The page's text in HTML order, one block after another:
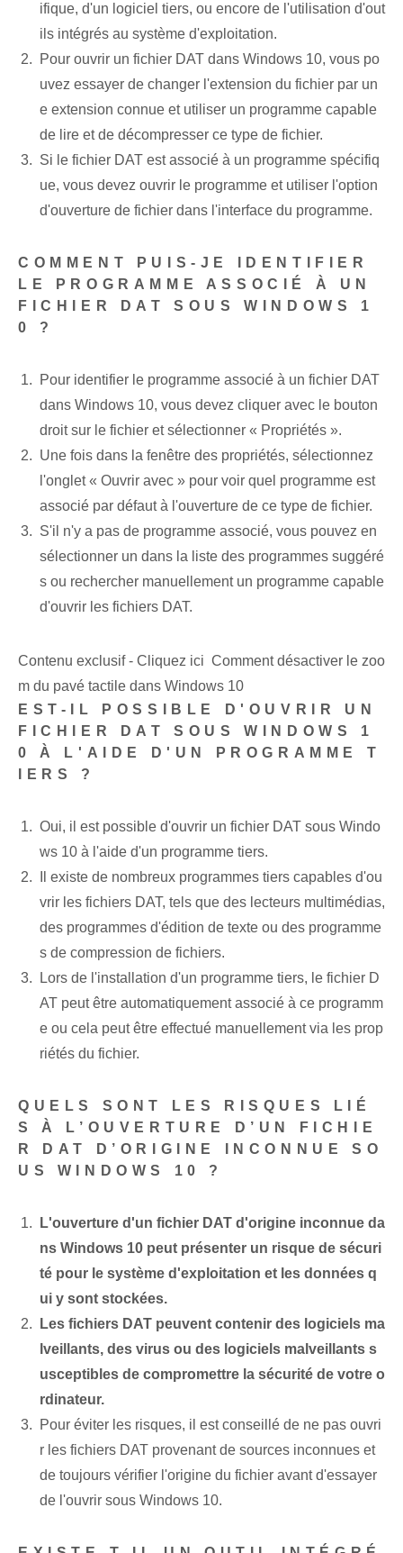
ifique, d'un logiciel tiers, ou encore de l'utilisation d'out
ils intégrés au système d'exploitation.
Pour ouvrir un fichier DAT dans Windows 10, vous po
uvez essayer de changer l'extension du fichier par un
e extension connue et utiliser un programme capable
de lire et de décompresser ce type de fichier.
Si le fichier DAT est associé à un programme spécifiq
ue, vous devez ouvrir le programme et utiliser l'option
d'ouverture de fichier dans l'interface du programme.
COMMENT PUIS-JE IDENTIFIER
LE PROGRAMME ASSOCIÉ À UN
FICHIER DAT SOUS WINDOWS 1
0 ?
Pour identifier le programme associé à un fichier DAT
dans Windows 10, vous devez cliquer avec le bouton
droit sur le fichier et sélectionner « Propriétés ».
Une fois dans la fenêtre des propriétés, sélectionnez
l'onglet « Ouvrir avec » pour voir quel programme est
associé par défaut à l'ouverture de ce type de fichier.
S'il n'y a pas de programme associé, vous pouvez en
sélectionner un dans la liste des programmes suggéré
s ou rechercher manuellement un programme capable
d'ouvrir les fichiers DAT.
Contenu exclusif - Cliquez ici Comment désactiver le zoo
m du pavé tactile dans Windows 10
EST-IL POSSIBLE D'OUVRIR UN
FICHIER DAT SOUS WINDOWS 1
0 À L'AIDE D'UN PROGRAMME T
IERS ?
Oui, il est possible d'ouvrir un fichier DAT sous Windo
ws 10 à l'aide d'un programme tiers.
Il existe de nombreux programmes tiers capables d'ou
vrir les fichiers DAT, tels que des lecteurs multimédias,
des programmes d'édition de texte ou des programme
s de compression de fichiers.
Lors de l'installation d'un programme tiers, le fichier D
AT peut être automatiquement associé à ce programm
e ou cela peut être effectué manuellement via les prop
riétés du fichier.
QUELS SONT LES RISQUES LIÉ
S À L’OUVERTURE D’UN FICHIE
R DAT D’ORIGINE INCONNUE SO
US WINDOWS 10 ?
L'ouverture d'un fichier DAT d'origine inconnue da
ns Windows 10 peut présenter un risque de sécuri
té pour le système d'exploitation et les données q
ui y sont stockées.
Les fichiers DAT peuvent contenir des logiciels ma
lveillants, des virus ou des logiciels malveillants s
usceptibles de compromettre la sécurité de votre o
rdinateur.
Pour éviter les risques, il est conseillé de ne pas ouvri
r les fichiers DAT provenant de sources inconnues et
de toujours vérifier l'origine du fichier avant d'essayer
de l'ouvrir sous Windows 10.